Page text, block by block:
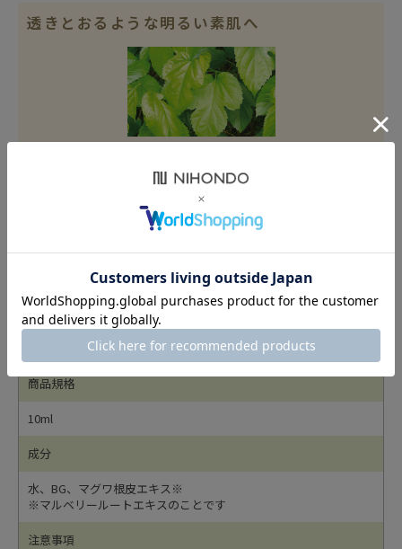
透きとおるような明るい素肌へ
よるシミ・ソバカスを防ぎたい時。
肌をそっといたわりながら、明るい素肌に仕上げ
商品名
カガエ ハーブ エッセンス ソウハクヒ
商品規格
10ml
成分
水、BG、マグワ根皮エキス※
※マルベリールートエキスのことです
注意事項